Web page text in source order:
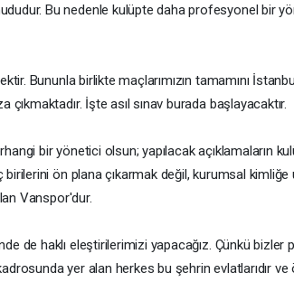
Bu nedenle kulüpte daha profesyonel bir
Bununla birlikte maçlarımızın tamamını
çıkmaktadır. İşte asıl sınav burada başlayacaktır.
bir yönetici olsun; yapılacak açıklamaların
birilerini ön plana çıkarmak değil, kurumsal
Vanspor'dur.
de haklı eleştirilerimizi yapacağız. Çünkü
yer alan herkes bu şehrin evlatlarıdır ve